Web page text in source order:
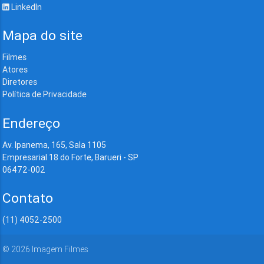
LinkedIn
Mapa do site
Filmes
Atores
Diretores
Política de Privacidade
Endereço
Av. Ipanema, 165, Sala 1105
Empresarial 18 do Forte, Barueri - SP
06472-002
Contato
(11) 4052-2500
© 2026 Imagem Filmes